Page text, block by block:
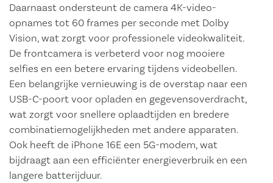
Daarnaast ondersteunt de camera 4K-video-
opnames tot 60 frames per seconde met Dolby
Vision, wat zorgt voor professionele videokwaliteit.
De frontcamera is verbeterd voor nog mooiere
selfies en een betere ervaring tijdens videobellen.
Een belangrijke vernieuwing is de overstap naar een
USB-C-poort voor opladen en gegevensoverdracht,
wat zorgt voor snellere oplaadtijden en bredere
combinatiemogelijkheden met andere apparaten.
Ook heeft de iPhone 16E een 5G-modem, wat
bijdraagt aan een efficiënter energieverbruik en een
langere batterijduur.